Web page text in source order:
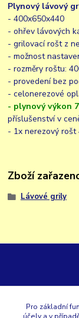
Plynový lávový
- 400x650x440
- ohřev lávových
- grilovací rošt z
- možnost
- rozměry roštu:
- provedení bez
- celonerezové
- plynový výkon
příslušenství v
- 1x nerezový rošt
Zboží
Lávové grily
Pro základní